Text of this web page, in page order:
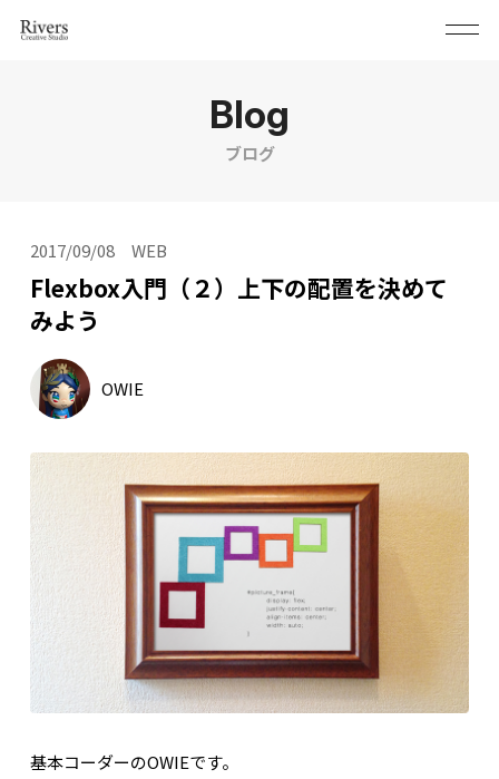
Blog
ブログ
Flexbox入門（２）上下の配置を決めて
みよう
2017/09/08 WEB
OWIE
基本コーダーのOWIEです。